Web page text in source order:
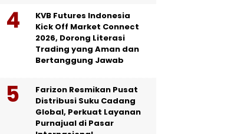
KVB Futures Indonesia
Kick Off Market Connect
2026, Dorong Literasi
Trading yang Aman dan
Bertanggung Jawab
Farizon Resmikan Pusat
Distribusi Suku Cadang
Global, Perkuat Layanan
Purnajual di Pasar